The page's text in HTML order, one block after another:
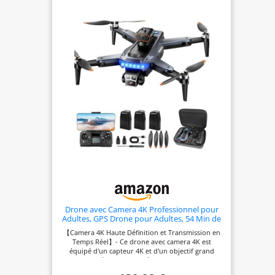
Drone avec Camera 4K Professionnel pour
Adultes, GPS Drone pour Adultes, 54 Min de
Vol, Résistant au Vent, Moteur Brushless,
Suivi Auto, Retour Auto, Wi-Fi 5G,
Léger<249g avec 3 Batteries(Noir)
（Moyen）
【Camera 4K Haute Définition et Transmission en
Temps Réel】- Ce drone avec camera 4K est
équipé d'un capteur 4K et d'un objectif grand
angle 120° à inclinaison réglable, capturant des